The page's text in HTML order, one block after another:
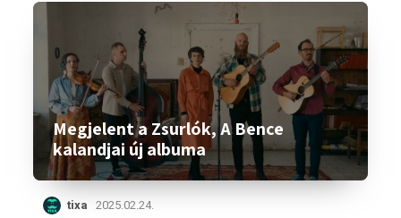
Megjelent a Zsurlók, A Bence
kalandjai új albuma
tixa 2025.02.24.